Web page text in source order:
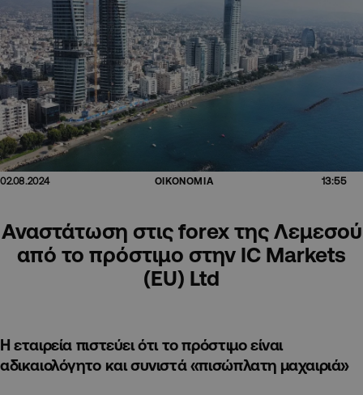
02.08.2024 ΟΙΚΟΝΟΜΙΑ 13:55
Αναστάτωση στις forex της Λεμεσού
από το πρόστιμο στην IC Markets
(EU) Ltd
Η εταιρεία πιστεύει ότι το πρόστιμο είναι
αδικαιολόγητο και συνιστά «πισώπλατη μαχαιριά»